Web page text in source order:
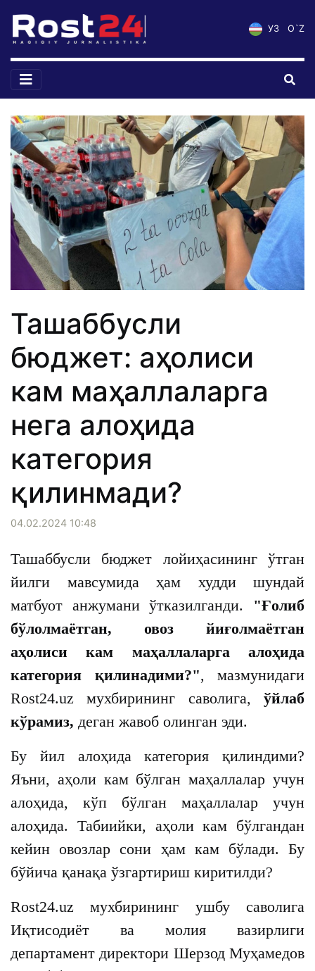
УЗ O`Z
Ташаббусли
бюджет: аҳолиси
кам маҳаллаларга
нега алоҳида
категория
қилинмади?
04.02.2024 10:48
Ташаббусли бюджет лойиҳасининг ўтган
йилги мавсумида ҳам худди шундай
матбуот анжумани ўтказилганди. "Ғолиб
бўлолмаётган, овоз йиғолмаётган
аҳолиси кам маҳаллаларга алоҳида
категория қилинадими?", мазмунидаги
Rost24.uz мухбирининг саволига, ўйлаб
кўрамиз, деган жавоб олинган эди.
Бу йил алоҳида категория қилиндими?
Яъни, аҳоли кам бўлган маҳаллалар учун
алоҳида, кўп бўлган маҳаллалар учун
алоҳида. Табиийки, аҳоли кам бўлгандан
кейин овозлар сони ҳам кам бўлади. Бу
бўйича қанақа ўзгартириш киритилди?
Rost24.uz мухбирининг ушбу саволига
Иқтисодиёт ва молия вазирлиги
департамент директори Шерзод Муҳамедов